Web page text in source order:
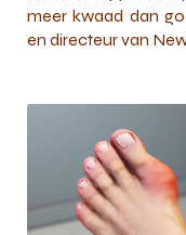
meer kwaad dan
en directeur van